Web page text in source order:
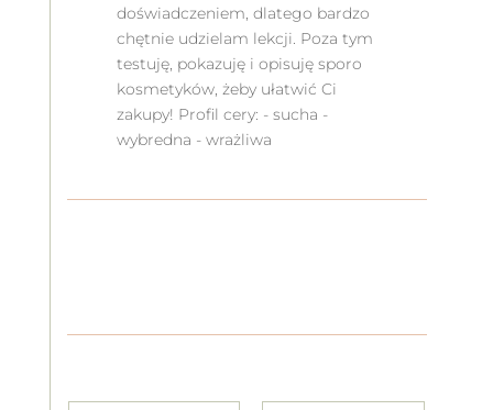
doświadczeniem, dlatego bardzo
chętnie udzielam lekcji. Poza tym
testuję, pokazuję i opisuję sporo
kosmetyków, żeby ułatwić Ci
zakupy! Profil cery: - sucha -
wybredna - wrażliwa